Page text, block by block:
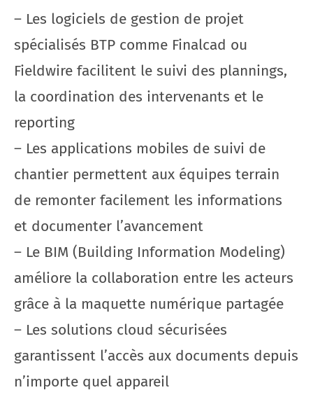
– Les logiciels de gestion de projet
spécialisés BTP comme Finalcad ou
Fieldwire facilitent le suivi des plannings,
la coordination des intervenants et le
reporting
– Les applications mobiles de suivi de
chantier permettent aux équipes terrain
de remonter facilement les informations
et documenter l’avancement
– Le BIM (Building Information Modeling)
améliore la collaboration entre les acteurs
grâce à la maquette numérique partagée
– Les solutions cloud sécurisées
garantissent l’accès aux documents depuis
n’importe quel appareil